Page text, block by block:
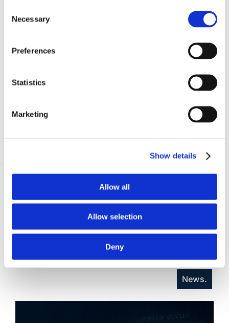
Selection
Necessary
Preferences
Statistics
Marketing
Show details
Allow all
Allow selection
Deny
Recent posts.
24 Luglio 2026
Diritto civile, Michela Colitta, Sentenze Cassazione
News.